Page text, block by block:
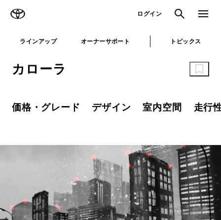
ログイン 検索 メニュ
ラインアップ オーナーサポート トピックス
カローラ
価格・グレード デザイン 室内空間 走行